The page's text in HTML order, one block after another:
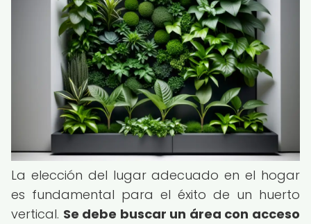
La elección del lugar adecuado en el hogar
es fundamental para el éxito de un huerto
vertical. Se debe buscar un área con acceso